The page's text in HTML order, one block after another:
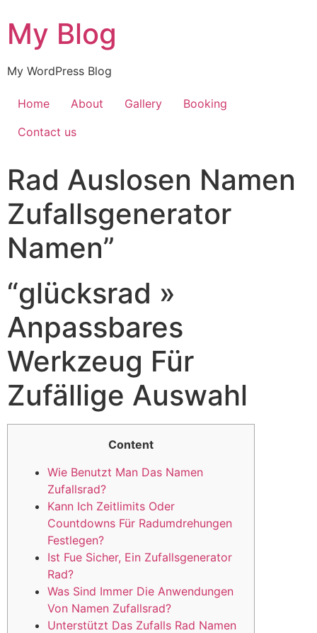
My Blog
My WordPress Blog
Home About Gallery
Booking
Contact us
Rad Auslosen Namen
Zufallsgenerator
Namen”
“glücksrad »
Anpassbares
Werkzeug Für
Zufällige Auswahl
Content
Wie Benutzt Man Das Namen
Zufallsrad?
Kann Ich Zeitlimits Oder
Countdowns Für Radumdrehungen
Festlegen?
Ist Fue Sicher, Ein Zufallsgenerator
Rad?
Was Sind Immer Die Anwendungen
Von Namen Zufallsrad?
Unterstützt Das Zufalls Rad Namen